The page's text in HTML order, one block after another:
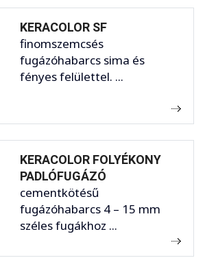
KERACOLOR SF
finomszemcsés
fugázóhabarcs sima és
fényes felülettel. ...
KERACOLOR FOLYÉKONY
PADLÓFUGÁZÓ
cementkötésű
fugázóhabarcs 4 – 15 mm
széles fugákhoz ...